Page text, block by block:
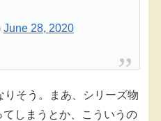
June 28, 2020
そう。まあ、シリーズ物
しまうとか、こういうの